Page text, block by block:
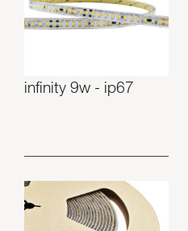
infinity 9w - ip67